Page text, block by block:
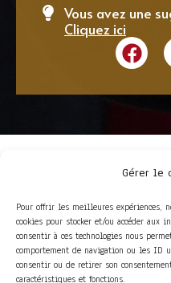
Gérer le
Pour offrir les meilleures expériences,
cookies pour stocker et/ou accéder aux
consentir à ces technologies nous
comportement de navigation ou les ID
consentir ou de retirer son
caractéristiques et fonctions.
Vous avez une
Cliquez ici
ACCÈS RAPIDE